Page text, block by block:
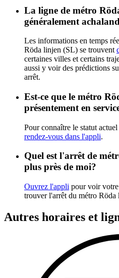
La ligne de métro
généralement
Les informations en temps
Röda linjen (SL) se trouvent
certaines villes et certains
aussi y voir des prédictions
arrêt.
Est-ce que le métro
présentement en
Pour connaître le statut
rendez-vous dans l'appli.
Quel est l'arrêt de
plus près de moi?
Ouvrez l'appli pour voir votre
trouver l'arrêt du métro Röda
Autres horaires et